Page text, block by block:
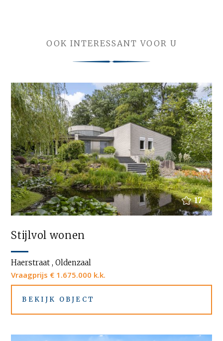
OOK INTERESSANT VOOR U
17
Stijlvol wonen
Haerstraat , Oldenzaal
Vraagprijs € 1.675.000 k.k.
BEKIJK OBJECT